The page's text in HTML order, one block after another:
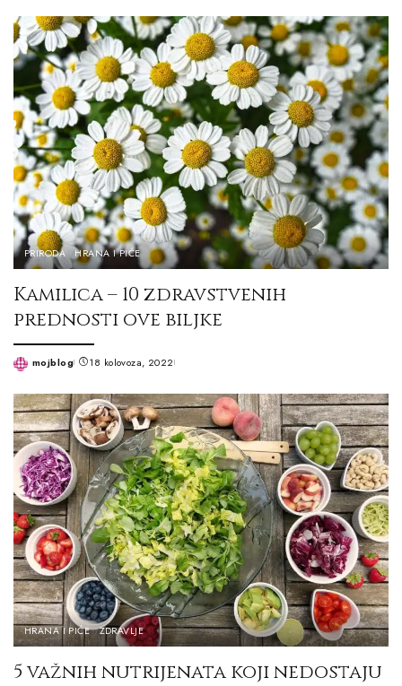
PRIRODA HRANA I PIĆE
Kamilica – 10 zdravstvenih
prednosti ove biljke
Postedmojblog 18 kolovoza, 2022
HRANA I PIĆE ZDRAVLJE
5 važnih nutrijenata koji nedostaju